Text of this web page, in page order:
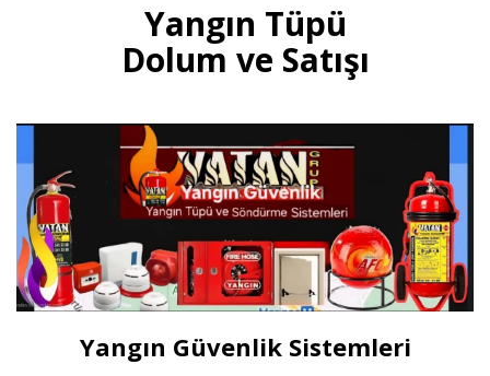
Yangın Tüpü
Dolum ve Satışı
Yangın Güvenlik Sistemleri